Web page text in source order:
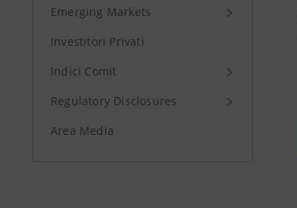
Emerging Markets
Investitori Privati
Indici Comit
Regulatory Disclosures
Area Media